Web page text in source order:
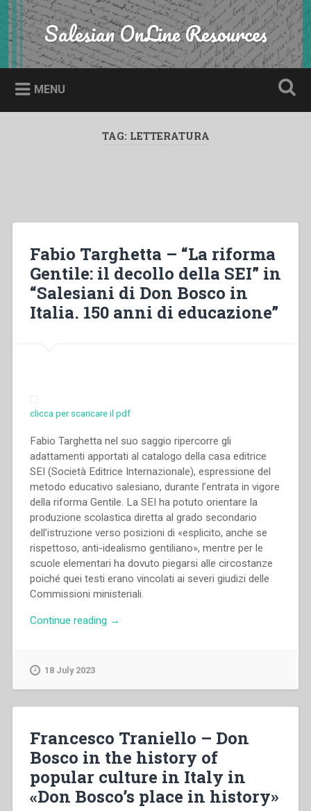
Skip
to
content
Search Salesian OnLine Resources
MENU
TAG: LETTERATURA
Fabio Targhetta – “La riforma
Gentile: il decollo della SEI” in
“Salesiani di Don Bosco in
Italia. 150 anni di educazione”
clicca per scaricare il pdf
Fabio Targhetta nel suo saggio ripercorre gli
adattamenti apportati al catalogo della casa editrice
SEI (Società Editrice Internazionale), espressione del
metodo educativo salesiano, durante l’entrata in vigore
della riforma Gentile. La SEI ha potuto orientare la
produzione scolastica diretta al grado secondario
dell’istruzione verso posizioni di «esplicito, anche se
rispettoso, anti-idealismo gentiliano», mentre per le
scuole elementari ha dovuto piegarsi alle circostanze
poiché quei testi erano vincolati ai severi giudizi delle
Commissioni ministeriali.
Continue reading “Fabio
della
SEI”
in
“Salesiani
di
→
18 July 2023
Francesco Traniello – Don
Bosco in the history of
popular culture in Italy in
«Don Bosco’s place in history»